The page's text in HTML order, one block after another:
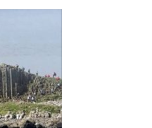
en
y trabajan en